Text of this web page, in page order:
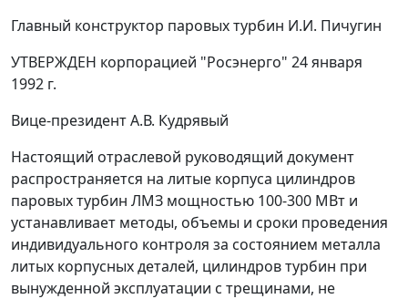
Главный конструктор паровых турбин И.И. Пичугин
УТВЕРЖДEH корпорацией "Росэнерго" 24 января
1992 г.
Вице-президент А.В. Кудрявый
Настоящий отраслевой руководящий документ
распространяется на литые корпуса цилиндров
паровых турбин ЛМЗ мощностью 100-300 МВт и
устанавливает методы, объемы и сроки проведения
индивидуального контроля за состоянием металла
литых корпусных деталей, цилиндров турбин при
вынужденной эксплуатации с трещинами, не